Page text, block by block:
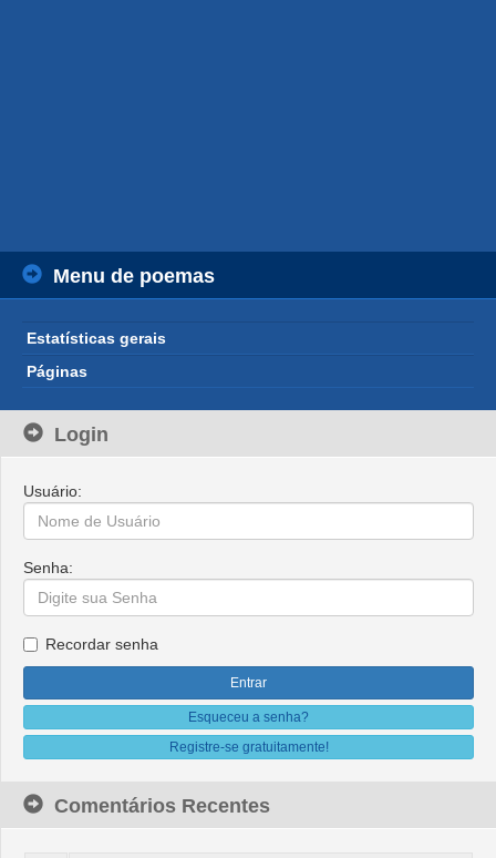
Menu de poemas
Estatísticas gerais
Páginas
Login
Usuário:
Senha:
Recordar senha
Esqueceu a senha?
Registre-se gratuitamente!
Comentários Recentes